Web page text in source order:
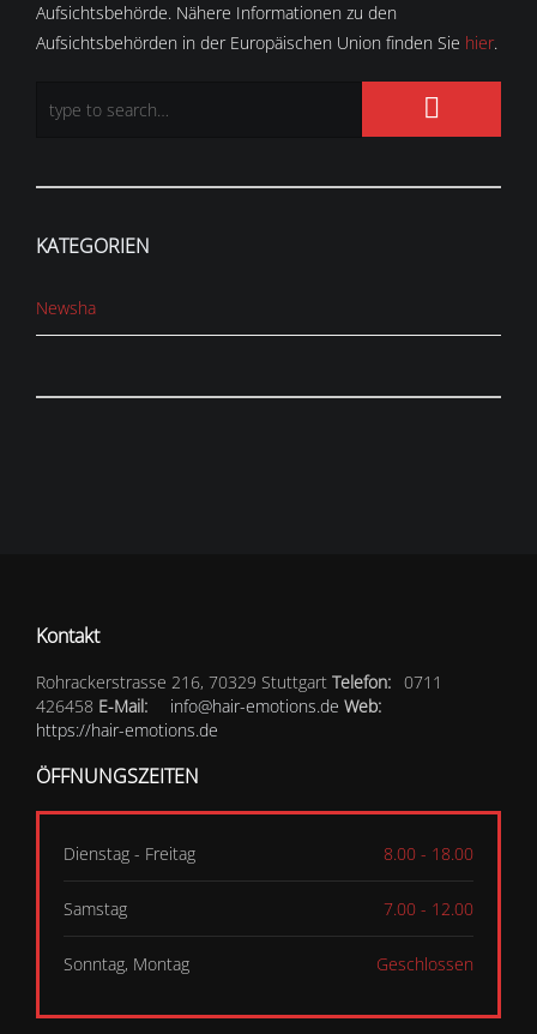
Aufsichtsbehörde. Nähere Informationen zu den
Aufsichtsbehörden in der Europäischen Union finden Sie hier.
KATEGORIEN
Newsha
Kontakt
Rohrackerstrasse 216, 70329 Stuttgart Telefon: 0711
426458 E-Mail: info@hair-emotions.de Web:
https://hair-emotions.de
ÖFFNUNGSZEITEN
Dienstag - Freitag 8.00 - 18.00
Samstag 7.00 - 12.00
Sonntag, Montag Geschlossen